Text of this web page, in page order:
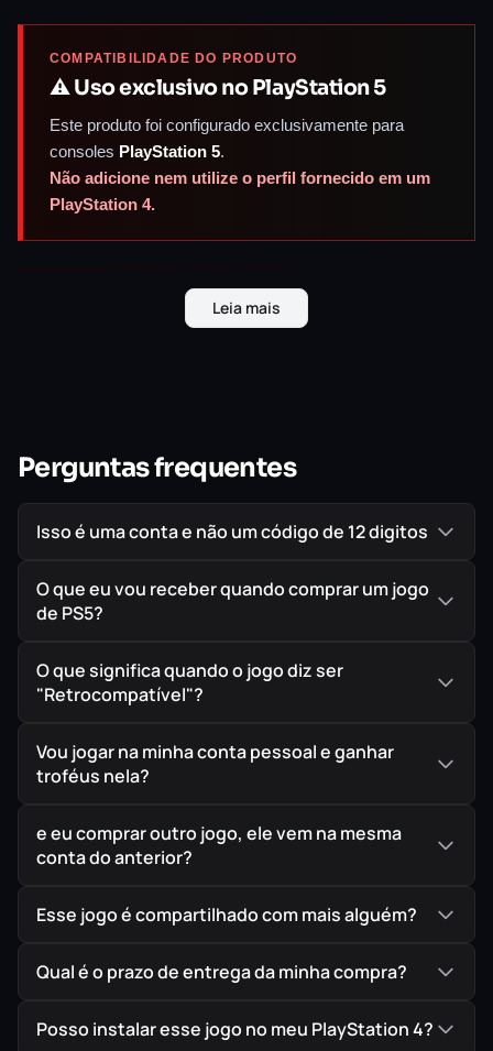
COMPATIBILIDADE DO PRODUTO
⚠️ Uso exclusivo no PlayStation 5
Este produto foi configurado exclusivamente para
consoles PlayStation 5.
Não adicione nem utilize o perfil fornecido em um
PlayStation 4.
★ A COROA DO HACK AND SLASH.
LENDA RENASCE.
Fracos.
Esqueça a ação automatizada onde esmagar um
PlatinumGamesse uniram para forjarNinja
Gaiden 4
gênero.
ressurge do submundo mergulhando uma Tóquio
cyberpunk no caos absoluto. Assuma o controle do
ninja, Yakumo. Prepare-se para ser testado até o
limite dos seus reflexos aproveitando a fluidez e a
Leia mais
Perguntas frequentes
Isso é uma conta e não um código de 12 digitos
O que eu vou receber quando comprar um jogo
de PS5?
O que significa quando o jogo diz ser
"Retrocompatível"?
Vou jogar na minha conta pessoal e ganhar
troféus nela?
e eu comprar outro jogo, ele vem na mesma
conta do anterior?
Esse jogo é compartilhado com mais alguém?
Qual é o prazo de entrega da minha compra?
Posso instalar esse jogo no meu PlayStation 4?